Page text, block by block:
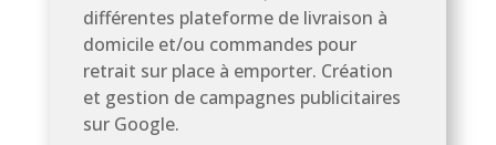
différentes plateforme de livraison à
domicile et/ou commandes pour
retrait sur place à emporter. Création
et gestion de campagnes publicitaires
sur Google.